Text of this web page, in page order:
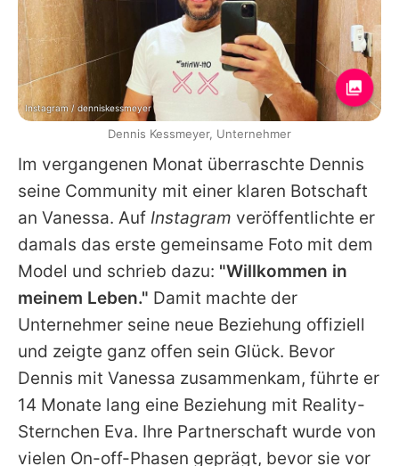
Im vergangenen Monat überraschte Dennis
seine Community mit einer klaren Botschaft
an Vanessa. Auf Instagram veröffentlichte er
damals das erste gemeinsame Foto mit dem
Model und schrieb dazu: "Willkommen in
meinem Leben." Damit machte der
Unternehmer seine neue Beziehung offiziell
und zeigte ganz offen sein Glück. Bevor
Dennis mit Vanessa zusammenkam, führte er
14 Monate lang eine Beziehung mit Reality-
Sternchen Eva. Ihre Partnerschaft wurde von
vielen On-off-Phasen geprägt, bevor sie vor
Instagram / denniskessmeyer
Dennis Kessmeyer, Unternehmer